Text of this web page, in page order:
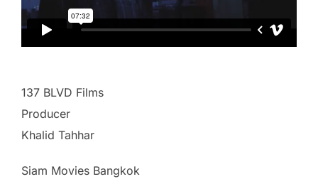
137 BLVD Films
Producer
Khalid Tahhar
Siam Movies Bangkok